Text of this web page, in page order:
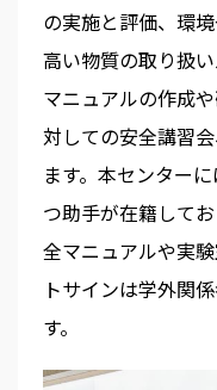
の実施と評価、環
高い物質の取り扱
マニュアルの作成
対しての安全講習
ます。本センター
つ助手が在籍して
全マニュアルや実
トサインは学外関
す。